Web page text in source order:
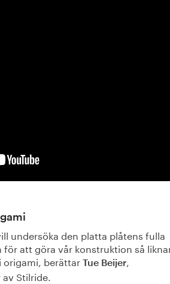
undersöka den platta plåtens fulla
att göra vår konstruktion så
origami, berättar Tue Beijer
Stilride.